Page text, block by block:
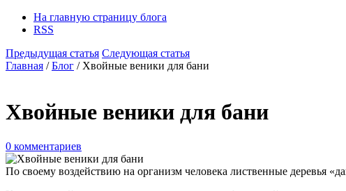
На главную страницу блога
RSS
Предыдущая статья Следующая статья
Главная /Блог / Хвойные веники для бани
Хвойные веники для бани
0 комментариев
По своему воздействию на организм человека лиственные деревья